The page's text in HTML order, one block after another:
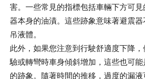
害。一些常見的指標包括車輛下方可
器本身的油漬。這些跡象意味著避震
吊液體。
此外，如果您注意到行駛舒適度下降
驗或轉彎時車身傾斜增加，這些也可
的跡象。隨著時間的推移，過度的漏